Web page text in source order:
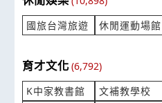
時間:08/05 18:39
***.chahg@msa.hinet.net
產業:通信節費總機
來自:蔡OO 詢價
時間:08/05 17:46
國旅台灣旅遊
休閒運動場館
育才文化(6,792)
K中家教書館
文補教學校